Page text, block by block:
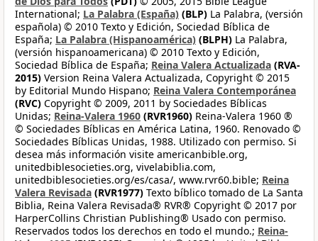
International; La Palabra (España) (BLP) La Palabra, (versión
española) © 2010 Texto y Edición, Sociedad Bíblica de
España; La Palabra (Hispanoamérica) (BLPH) La Palabra,
(versión hispanoamericana) © 2010 Texto y Edición,
Sociedad Bíblica de España; Reina Valera Actualizada (RVA-
2015) Version Reina Valera Actualizada, Copyright © 2015
by Editorial Mundo Hispano; Reina Valera Contemporánea
(RVC) Copyright © 2009, 2011 by Sociedades Bíblicas
Unidas; Reina-Valera 1960 (RVR1960) Reina-Valera 1960 ®
© Sociedades Bíblicas en América Latina, 1960. Renovado ©
Sociedades Bíblicas Unidas, 1988. Utilizado con permiso. Si
desea más información visite americanbible.org,
unitedbiblesocieties.org, vivelabiblia.com,
unitedbiblesocieties.org/es/casa/, www.rvr60.bible; Reina
Valera Revisada (RVR1977) Texto bíblico tomado de La Santa
Biblia, Reina Valera Revisada® RVR® Copyright © 2017 por
HarperCollins Christian Publishing® Usado con permiso.
Reservados todos los derechos en todo el mundo.; Reina-